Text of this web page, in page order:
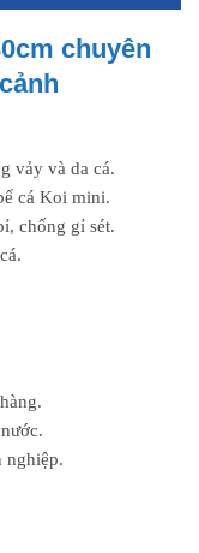
chuyên
vảy và da cá.
cá Koi mini.
chống gỉ sét.
nghiệp.